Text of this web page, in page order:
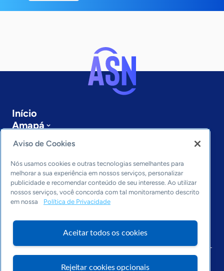
Início
Amapá
Sobre a ASN
Últimas notícias
Entre em contato
Editorias
Economia & Política
Inovação & Tecnologia
Cultura empreendedora
Arquivo
Aviso de Cookies
Nós usamos cookies e outras tecnologias semelhantes para
melhorar a sua experiência em nossos serviços, personalizar
publicidade e recomendar conteúdo de seu interesse. Ao utilizar
nossos serviços, você concorda com tal monitoramento descrito
em nossa
Política de Privacidade
Aceitar todos os cookies
Rejeitar cookies opcionais